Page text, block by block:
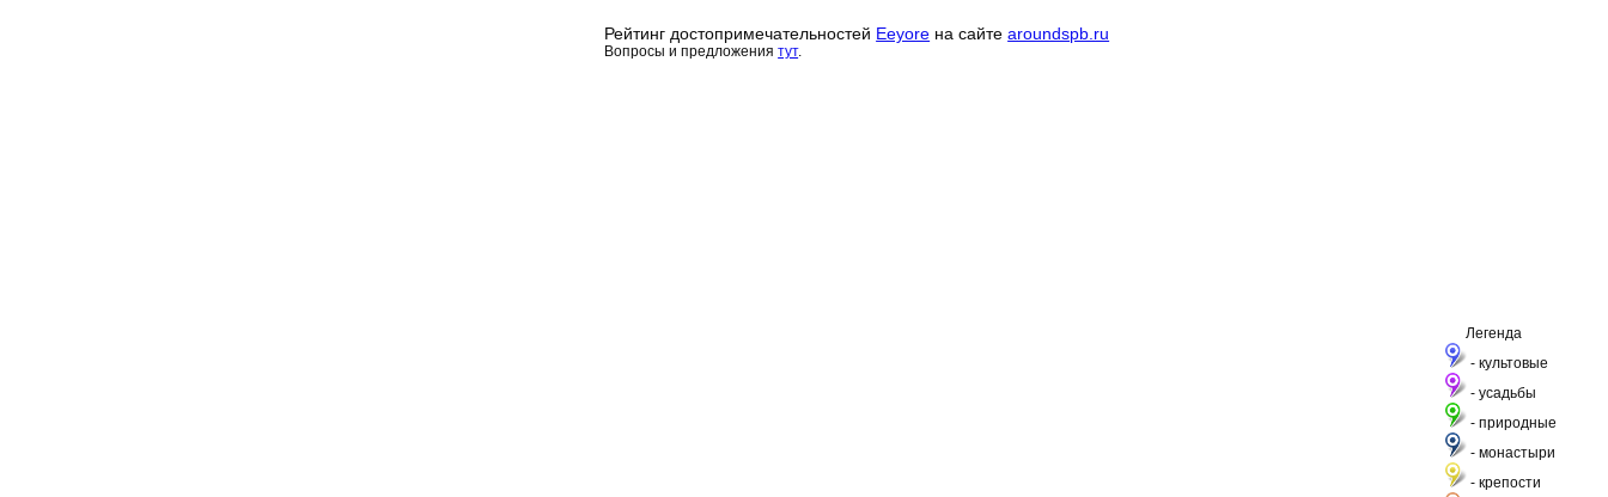
Рейтинг достопримечательностей Eeyore на сайтеaroundspb.ru
Вопросы и предложениятут.
Легенда
- культовые
- усадьбы
- природные
- монастыри
- крепости